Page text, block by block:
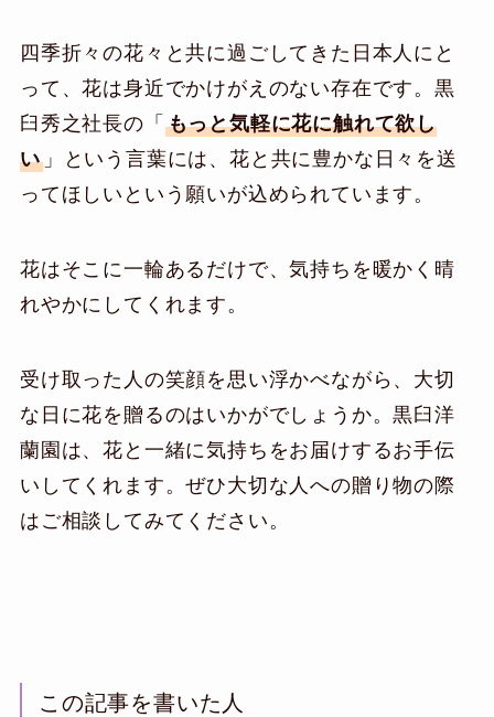
四季折々の花々と共に過ごしてきた日本人にと
って、花は身近でかけがえのない存在です。黒
臼秀之社長の「 もっと気軽に花に触れて欲し
い」という言葉には、花と共に豊かな日々を送
ってほしいという願いが込められています。
花はそこに一輪あるだけで、気持ちを暖かく晴
れやかにしてくれます。
受け取った人の笑顔を思い浮かべながら、大切
な日に花を贈るのはいかがでしょうか。黒臼洋
蘭園は、花と一緒に気持ちをお届けするお手伝
いしてくれます。ぜひ大切な人への贈り物の際
はご相談してみてください。
この記事を書いた人